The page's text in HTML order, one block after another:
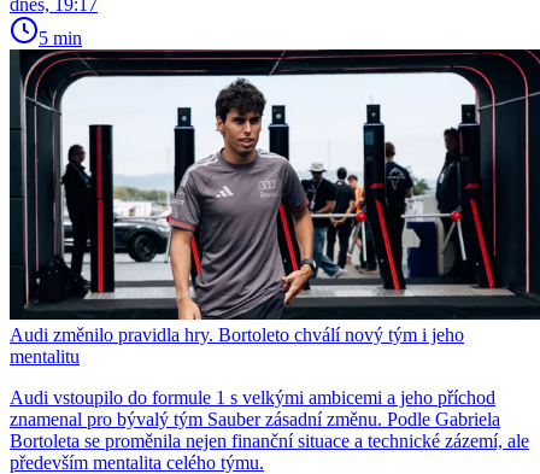
5 min
Audi změnilo pravidla hry. Bortoleto chválí nový tým i jeho
mentalitu
Audi vstoupilo do formule 1 s velkými ambicemi a jeho příchod
znamenal pro bývalý tým Sauber zásadní změnu. Podle Gabriela
Bortoleta se proměnila nejen finanční situace a technické zázemí, ale
především mentalita celého týmu.